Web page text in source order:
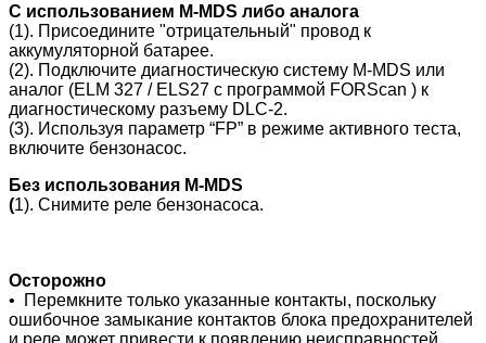
С использованием M-MDS либо аналога
(1). Присоедините "отрицательный" провод к
аккумуляторной батарее.
(2). Подключите диагностическую систему M-MDS или
аналог (ELM 327 / ELS27 с программой FORScan ) к
диагностическому разъему DLC-2.
(3). Используя параметр “FP” в режиме активного теста,
включите бензонасос.
Без использования M-MDS
(1). Снимите реле бензонасоса.
Осторожно
• Перемкните только указанные контакты, поскольку
ошибочное замыкание контактов блока предохранителей
и реле может привести к появлению неисправностей.